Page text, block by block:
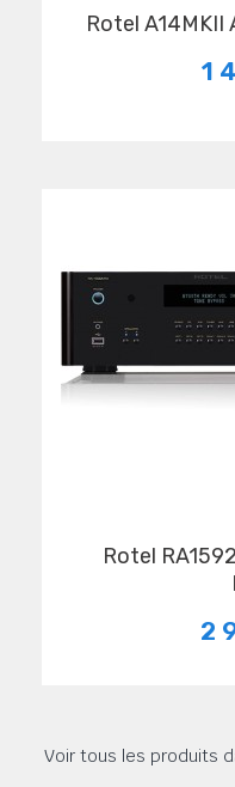
Rotel
1
Rotel RA1592 MKII Amplificateurs
2
Voir tous les produits